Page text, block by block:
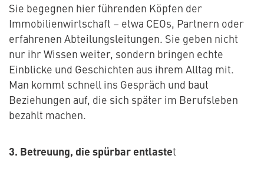
Sie begegnen hier führenden Köpfen der
Immobilienwirtschaft – etwa CEOs, Partnern oder
erfahrenen Abteilungsleitungen. Sie geben nicht
nur ihr Wissen weiter, sondern bringen echte
Einblicke und Geschichten aus ihrem Alltag mit.
Man kommt schnell ins Gespräch und baut
Beziehungen auf, die sich später im Berufsleben
bezahlt machen.
3. Betreuung, die spürbar entlastet